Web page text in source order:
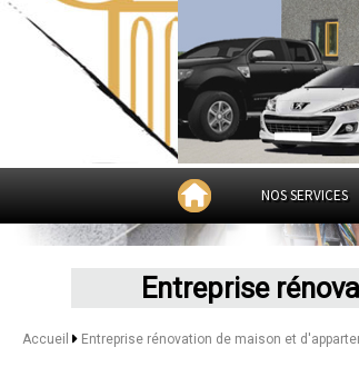
NOS SERVICES
Entreprise
Accueil Entreprise rénovation de maison et